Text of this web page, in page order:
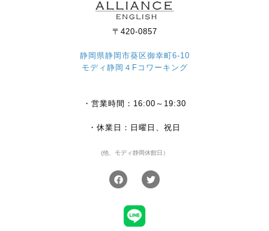
〒420-0857
静岡県静岡市葵区御幸町6-10
モディ静岡４Fコワーキング
・営業時間：16:00～19:30
・休業日：日曜日、祝日
(他、モディ静岡休館日）
F
a
T
w